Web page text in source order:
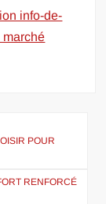
info-de-
marché
POUR
RENFORCÉ